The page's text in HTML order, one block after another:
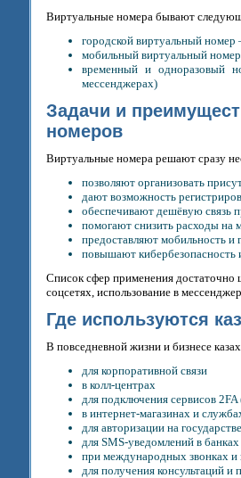
Виртуальные номера бывают
городской виртуальный
мобильный виртуальный
временный и одноразовый
мессенджерах)
Задачи и
номеров
Виртуальные номера решают сразу
позволяют организовать
дают возможность
обеспечивают дешёвую связь
помогают снизить расходы на
предоставляют мобильность и
повышают
Список сфер применения достаточно
соцсетях, использование в
Где используются
В повседневной жизни и бизнесе
для корпоративной связи
в колл-центрах
для подключения сервисов
в интернет-магазинах и
для авторизации на
для SMS-уведомлений в
при международных звонках и
для получения консультаций и